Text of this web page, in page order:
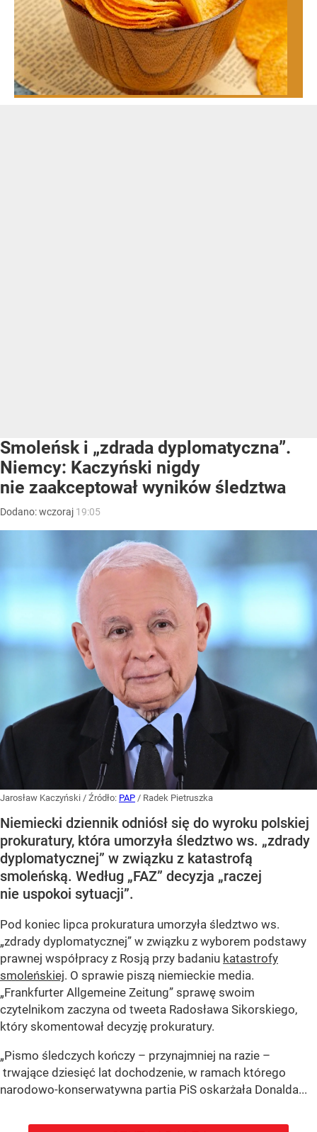
Smoleńsk i „zdrada dyplomatyczna”.
Niemcy: Kaczyński nigdy
nie zaakceptował wyników śledztwa
Dodano:wczoraj 19:05
Jarosław Kaczyński / Źródło: PAP / Radek Pietruszka
Niemiecki dziennik odniósł się do wyroku polskiej
prokuratury, która umorzyła śledztwo ws. „zdrady
dyplomatycznej” w związku z katastrofą
smoleńską. Według „FAZ” decyzja „raczej
nie uspokoi sytuacji”.
Pod koniec lipca prokuratura umorzyła śledztwo ws.
„zdrady dyplomatycznej” w związku z wyborem podstawy
prawnej współpracy z Rosją przy badaniu katastrofy
smoleńskiej. O sprawie piszą niemieckie media.
„Frankfurter Allgemeine Zeitung” sprawę swoim
czytelnikom zaczyna od tweeta Radosława Sikorskiego,
który skomentował decyzję prokuratury.
„Pismo śledczych kończy – przynajmniej na razie –
trwające dziesięć lat dochodzenie, w ramach którego
narodowo-konserwatywna partia PiS oskarżała Donalda...